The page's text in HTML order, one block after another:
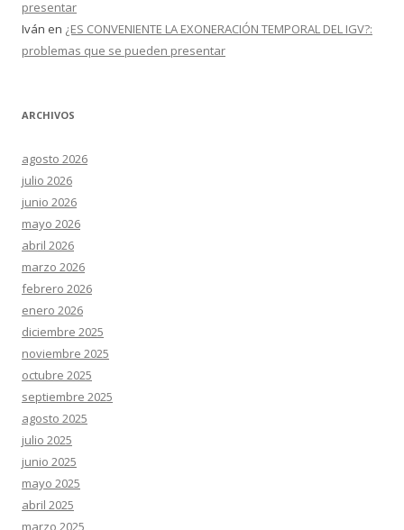
presentar
Iván en ¿ES CONVENIENTE LA EXONERACIÓN TEMPORAL DEL IGV?:
problemas que se pueden presentar
ARCHIVOS
agosto 2026
julio 2026
junio 2026
mayo 2026
abril 2026
marzo 2026
febrero 2026
enero 2026
diciembre 2025
noviembre 2025
octubre 2025
septiembre 2025
agosto 2025
julio 2025
junio 2025
mayo 2025
abril 2025
marzo 2025